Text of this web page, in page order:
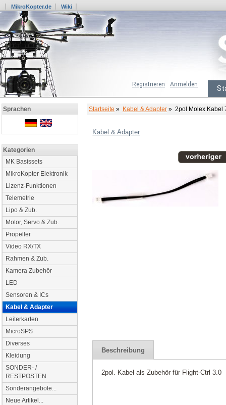
MikroKopter.de Wiki
Anmelden
Registrieren
Sprachen
Kategorien
MK Basissets
MikroKopter Elektronik
Lizenz-Funktionen
Telemetrie
Lipo & Zub.
Motor, Servo & Zub.
Propeller
Video RX/TX
Rahmen & Zub.
Kamera Zubehör
LED
Sensoren & ICs
Kabel & Adapter
Leiterkarten
MicroSPS
Diverses
Kleidung
SONDER- /
RESTPOSTEN
Sonderangebote...
Neue Artikel...
Startseite » Kabel & Adapter » 2pol Molex Kabel
Kabel & Adapter
Beschreibung
2pol. Kabel als Zubehör für Flight-Ctrl 3.0